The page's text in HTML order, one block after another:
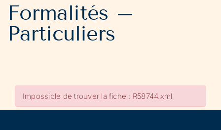
Formalités –
Particuliers
Impossible de trouver la fiche : R58744.xml